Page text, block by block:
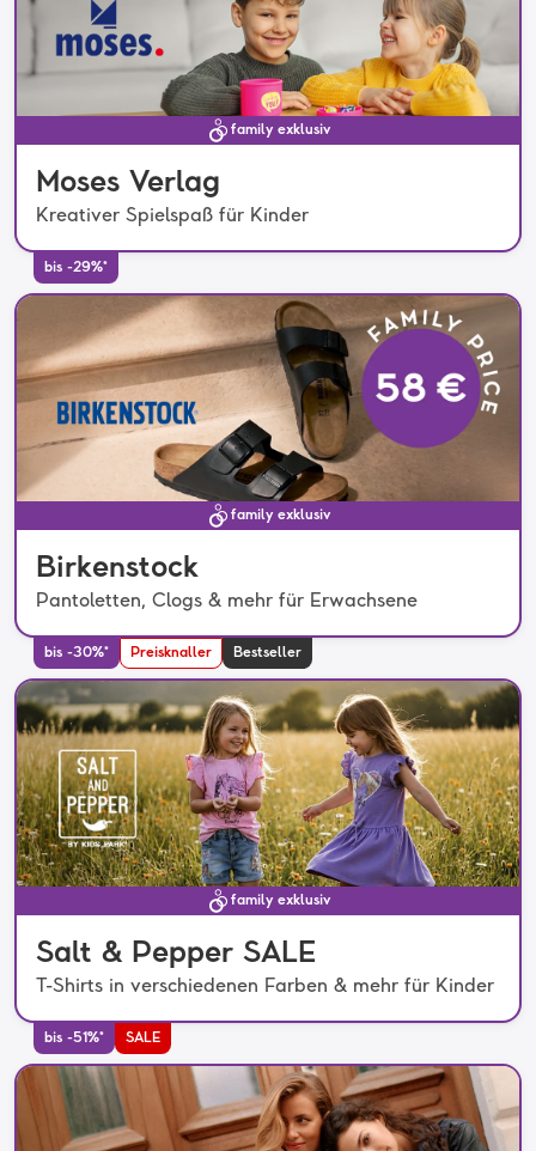
family exklusiv
Moses Verlag
Kreativer Spielspaß für Kinder
bis -29%*
family exklusiv
Birkenstock
Pantoletten, Clogs & mehr für Erwachsene
bis -30%* Preisknaller Bestseller
family exklusiv
Salt & Pepper SALE
T-Shirts in verschiedenen Farben & mehr für Kinder
bis -51%* SALE